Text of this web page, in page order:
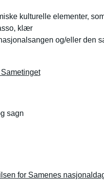
kulturelle elementer,
klær
og/eller den
sagn
for Samenes